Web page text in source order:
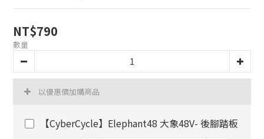
NT$790
數量
以優惠價加購商品
【CyberCycle】Elephant48 大象48V- 後腳踏板